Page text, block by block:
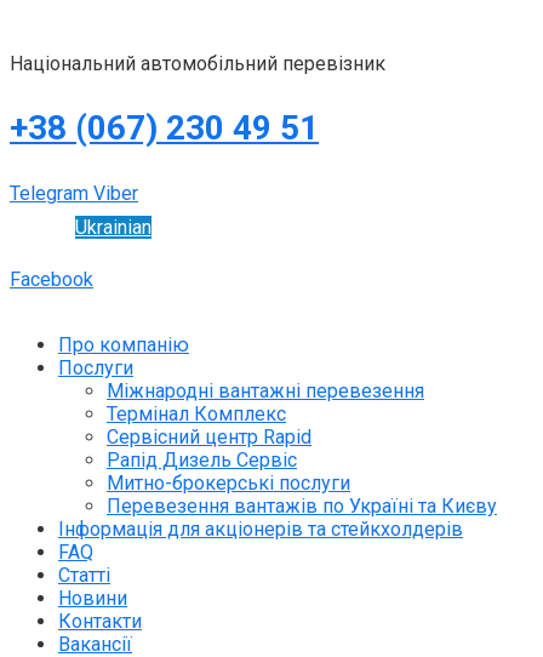
Національний автомобільний перевізник
+38 (067) 230 49 51
Telegram Viber
Ukrainian
Facebook
Про компанію
Послуги
Міжнародні вантажні перевезення
Термінал Комплекс
Сервісний центр Rapid
Рапід Дизель Сервіс
Митно-брокерські послуги
Перевезення вантажів по Україні та Києву
Інформація для акціонерів та стейкхолдерів
FAQ
Статті
Новини
Контакти
Вакансії